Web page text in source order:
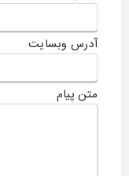
آدرس وبسایت
متن پیام